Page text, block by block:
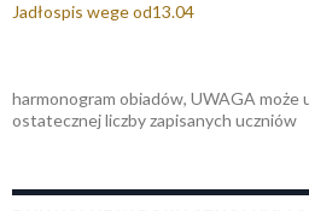
Jadłospis wege od13.04
harmonogram obiadów, UWAGA może
ostatecznej liczby zapisanych uczniów